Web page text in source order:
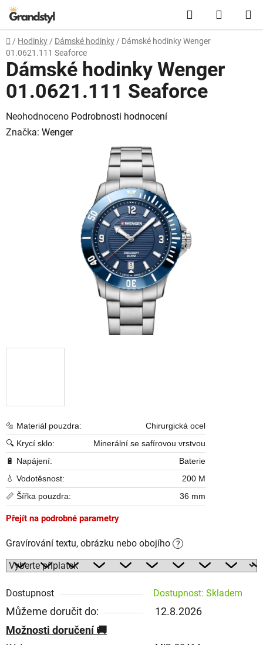
Přejít na obsah Hledat
Domů
/ Hodinky / Dámské hodinky / Dámské hodinky Wenger
01.0621.111 Seaforce
🔩 Materiál pouzdra:
Chirurgická ocel
🔍 Krycí sklo:
Minerální se safírovou vrstvou
🔋 Napájení:
Baterie
💧 Vodotěsnost:
200 M
📏 Šířka pouzdra:
36 mm
Přejít na podrobné parametry
Gravírování textu, obrázku nebo obojího ?
Dostupnost Dostupnost: Skladem
Můžeme doručit do:
12.8.2026
Možnosti doručení
Dámské hodinky Wenger
01.0621.111 Seaforce
Průměrné hodnocení produktu je 0,0 z 5 hvězdiček.
Neohodnoceno Podrobnosti hodnocení
Značka: Wenger